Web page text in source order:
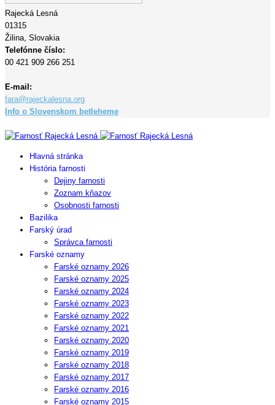
Rajecká Lesná
01315
Žilina, Slovakia
Telefónne číslo:
00 421 909 266 251
E-mail:
fara@rajeckalesna.org
Info o Slovenskom betleheme
Hlavná stránka
História farnosti
Dejiny farnosti
Zoznam kňazov
Osobnosti farnosti
Bazilika
Farský úrad
Správca farnosti
Farské oznamy
Farské oznamy 2026
Farské oznamy 2025
Farské oznamy 2024
Farské oznamy 2023
Farské oznamy 2022
Farské oznamy 2021
Farské oznamy 2020
Farské oznamy 2019
Farské oznamy 2018
Farské oznamy 2017
Farské oznamy 2016
Farské oznamy 2015